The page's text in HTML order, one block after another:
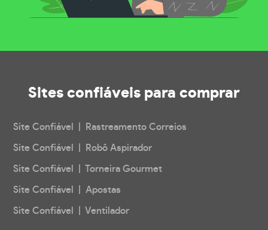
Sites confiáveis para comprar
Site Confiável | Rastreamento Correios
Site Confiável | Robô Aspirador
Site Confiável | Torneira Gourmet
Site Confiável | Apostas
Site Confiável | Ventilador